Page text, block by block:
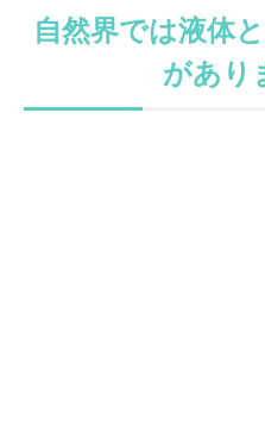
自然界では液体
があり